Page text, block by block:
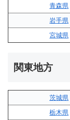
青森県
岩手県
宮城県
関東地方
茨城県
栃木県